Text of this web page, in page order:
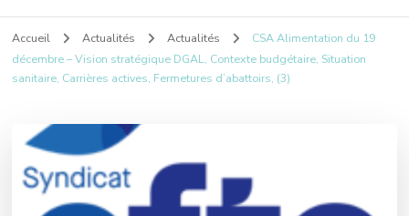
Accueil Actualités Actualités
CSA Alimentation du 19
décembre – Vision stratégique DGAL, Contexte budgétaire, Situation
sanitaire, Carrières actives, Fermetures d’abattoirs, (3)